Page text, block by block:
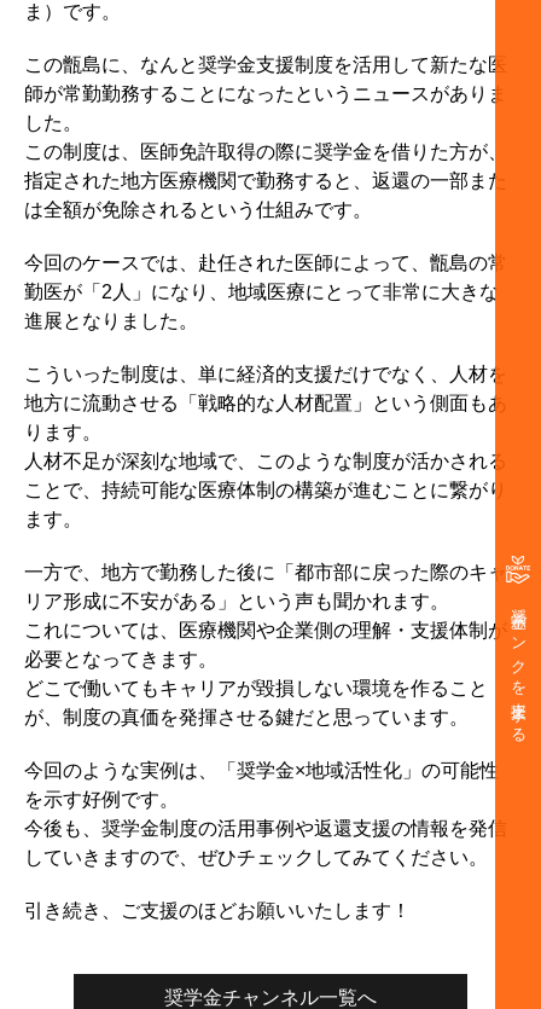
奨学金バンクを支援する
ま）です。
この甑島に、なんと奨学金支援制度を活用して新たな医
師が常勤勤務することになったというニュースがありま
した。
この制度は、医師免許取得の際に奨学金を借りた方が、
指定された地方医療機関で勤務すると、返還の一部また
は全額が免除されるという仕組みです。
今回のケースでは、赴任された医師によって、甑島の常
勤医が「2人」になり、地域医療にとって非常に大きな
進展となりました。
こういった制度は、単に経済的支援だけでなく、人材を
地方に流動させる「戦略的な人材配置」という側面もあ
ります。
人材不足が深刻な地域で、このような制度が活かされる
ことで、持続可能な医療体制の構築が進むことに繋がり
ます。
一方で、地方で勤務した後に「都市部に戻った際のキャ
リア形成に不安がある」という声も聞かれます。
これについては、医療機関や企業側の理解・支援体制が
必要となってきます。
どこで働いてもキャリアが毀損しない環境を作ること
が、制度の真価を発揮させる鍵だと思っています。
今回のような実例は、「奨学金×地域活性化」の可能性
を示す好例です。
今後も、奨学金制度の活用事例や返還支援の情報を発信
していきますので、ぜひチェックしてみてください。
引き続き、ご支援のほどお願いいたします！
奨学金チャンネル一覧へ